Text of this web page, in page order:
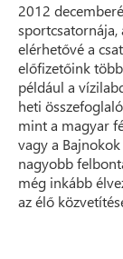
2012
sportcsatornája,
elérhetővé a
előfizetőink
például a
heti
mint a magyar
vagy a
nagyobb
még inkább
az élő